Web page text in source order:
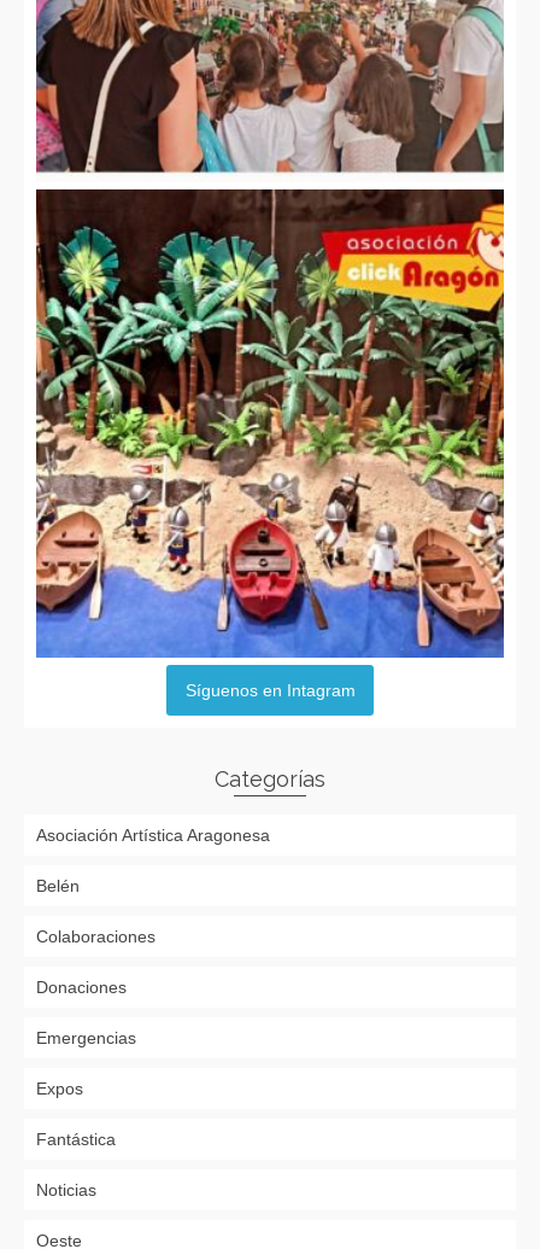
Síguenos en Intagram
Categorías
Asociación Artística Aragonesa
Belén
Colaboraciones
Donaciones
Emergencias
Expos
Fantástica
Noticias
Oeste